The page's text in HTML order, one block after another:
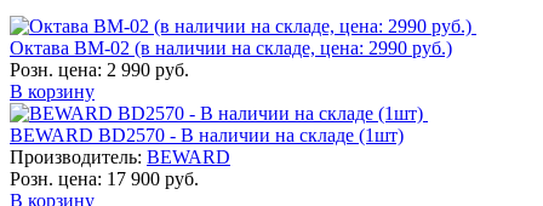
Октава ВМ-02 (в наличии на складе, цена: 2990 руб.)
Розн. цена: 2 990 руб.
В корзину
BEWARD BD2570 - В наличии на складе (1шт)
Производитель: BEWARD
Розн. цена: 17 900 руб.
В корзину